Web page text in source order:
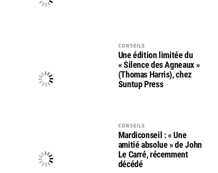
CONSEILS
Une édition limitée du
« Silence des Agneaux »
(Thomas Harris), chez
Suntup Press
CONSEILS
Mardiconseil : « Une
amitié absolue » de John
Le Carré, récemment
décédé